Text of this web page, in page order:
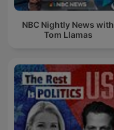
NBC Nightly News with
Tom Llamas